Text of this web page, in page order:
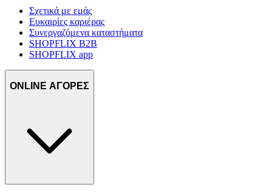
Σχετικά με εμάς
Ευκαιρίες καριέρας
Συνεργαζόμενα καταστήματα
SHOPFLIX B2B
SHOPFLIX app
ONLINE ΑΓΟΡΕΣ